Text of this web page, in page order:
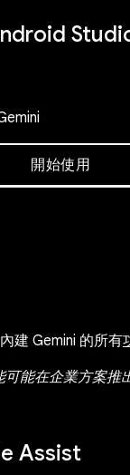
開始使用
建 Gemini 的所有
能在企業方案推
Assist